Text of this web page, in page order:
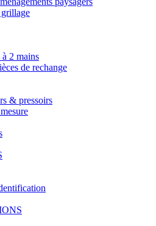
grillage
à 2 mains
de rechange
& pressoirs